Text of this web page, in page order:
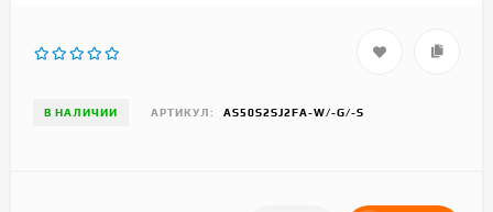
В НАЛИЧИИ АРТИКУЛ: AS50S2SJ2FA-W/-G/-S